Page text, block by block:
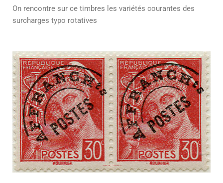
On rencontre sur ce timbres les variétés courantes des
surcharges typo rotatives